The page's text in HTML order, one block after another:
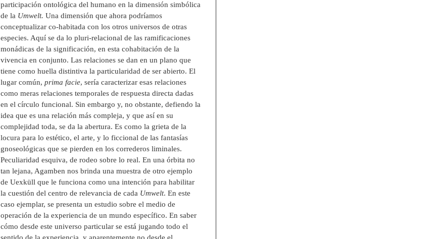
participación ontológica del humano en la dimensión simbólica
de la Umwelt. Una dimensión que ahora podríamos
conceptualizar co-habitada con los otros universos de otras
especies. Aquí se da lo pluri-relacional de las ramificaciones
monádicas de la significación, en esta cohabitación de la
vivencia en conjunto. Las relaciones se dan en un plano que
tiene como huella distintiva la particularidad de ser abierto. El
lugar común, prima facie, sería caracterizar esas relaciones
como meras relaciones temporales de respuesta directa dadas
en el círculo funcional. Sin embargo y, no obstante, defiendo la
idea que es una relación más compleja, y que así en su
complejidad toda, se da la abertura. Es como la grieta de la
locura para lo estético, el arte, y lo ficcional de las fantasías
gnoseológicas que se pierden en los correderos liminales.
Peculiaridad esquiva, de rodeo sobre lo real. En una órbita no
tan lejana, Agamben nos brinda una muestra de otro ejemplo
de Uexküll que le funciona como una intención para habilitar
la cuestión del centro de relevancia de cada Umwelt. En este
caso ejemplar, se presenta un estudio sobre el medio de
operación de la experiencia de un mundo específico. En saber
cómo desde este universo particular se está jugando todo el